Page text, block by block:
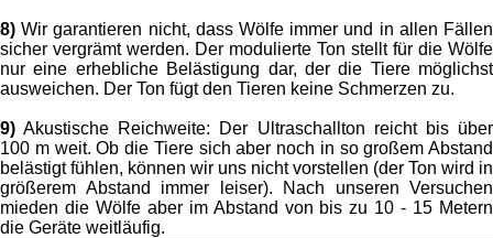
8) Wir garantieren nicht, dass Wölfe immer und in allen Fällen
sicher vergrämt werden. Der modulierte Ton stellt für die Wölfe
nur eine erhebliche Belästigung dar, der die Tiere möglichst
ausweichen. Der Ton fügt den Tieren keine Schmerzen zu.
9) Akustische Reichweite: Der Ultraschallton reicht bis über
100 m weit. Ob die Tiere sich aber noch in so großem Abstand
belästigt fühlen, können wir uns nicht vorstellen (der Ton wird in
größerem Abstand immer leiser). Nach unseren Versuchen
mieden die Wölfe aber im Abstand von bis zu 10 - 15 Metern
die Geräte weitläufig.